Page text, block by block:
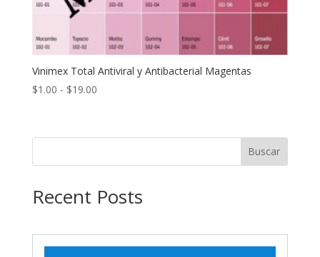
Vinimex Total Antiviral y Antibacterial Magentas
$1.00 - $19.00Rango
desde
Buscar
Recent Posts